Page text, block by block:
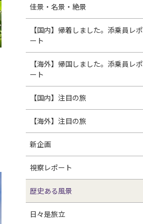
佳景・名景・絶景
【国内】帰着しました。添乗員レポ
ート
【海外】帰国しました。添乗員レポ
ート
【国内】注目の旅
【海外】注目の旅
新企画
視察レポート
歴史ある風景
日々是旅立